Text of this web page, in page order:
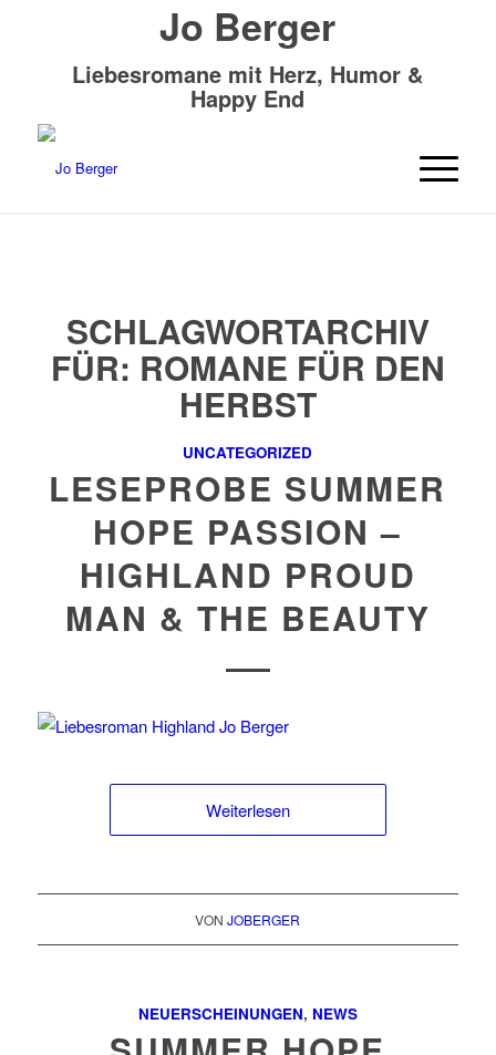
Jo Berger
Liebesromane mit Herz, Humor &
Happy End
SCHLAGWORTARCHIV
FÜR: ROMANE FÜR DEN
HERBST
UNCATEGORIZED
LESEPROBE SUMMER
HOPE PASSION –
HIGHLAND PROUD
MAN & THE BEAUTY
Weiterlesen
VONJOBERGER
NEUERSCHEINUNGEN, NEWS